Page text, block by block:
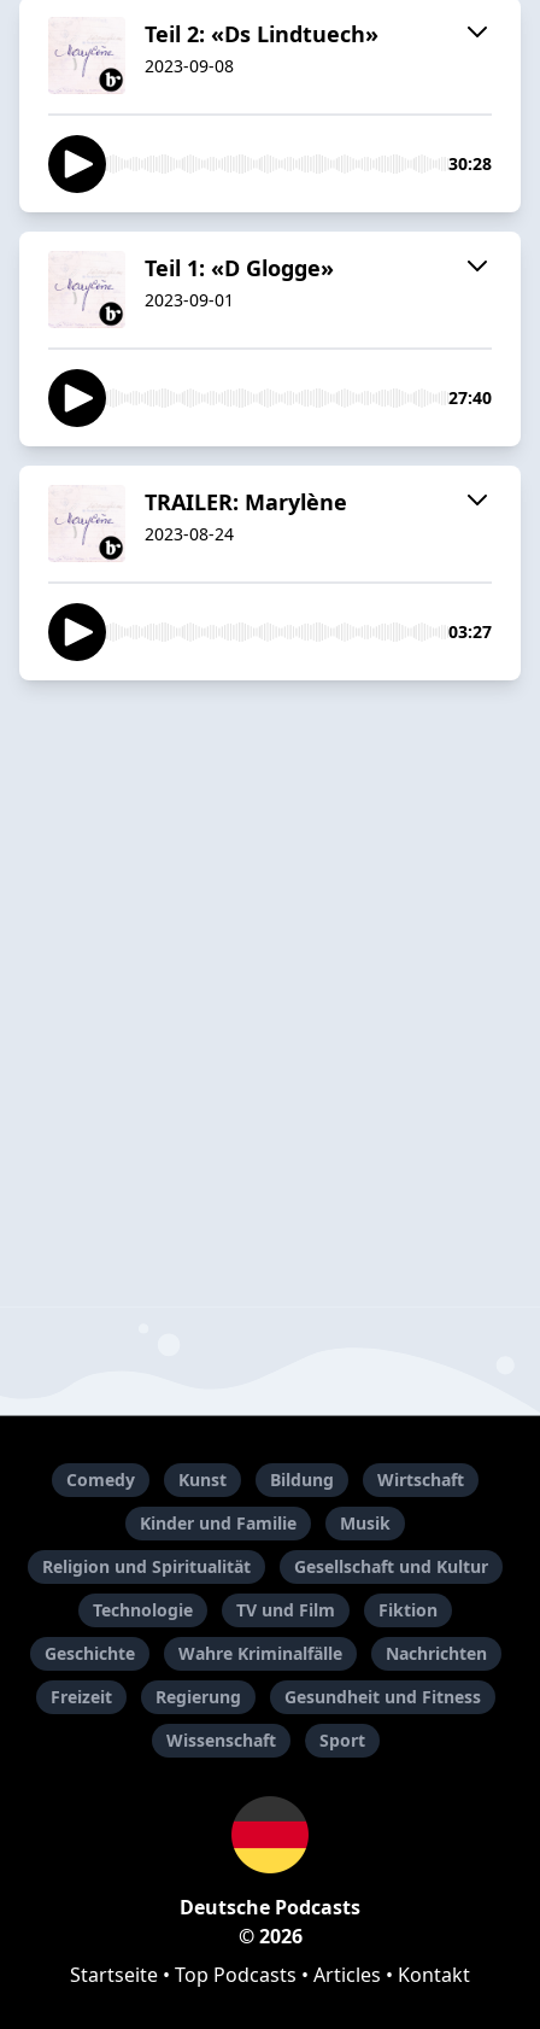
Teil 2: «Ds Lindtuech»
2023-09-08
30:28
Teil 1: «D Glogge»
2023-09-01
27:40
TRAILER: Marylène
2023-08-24
03:27
Comedy Kunst Bildung
Wirtschaft
Kinder und Familie
Musik
Religion und Spiritualität
Gesellschaft und Kultur
Technologie
TV und Film
Fiktion
Geschichte
Wahre Kriminalfälle
Nachrichten
Freizeit
Regierung
Gesundheit und Fitness
Wissenschaft
Sport
Deutsche Podcasts
© 2026
Startseite • Top Podcasts • Articles • Kontakt